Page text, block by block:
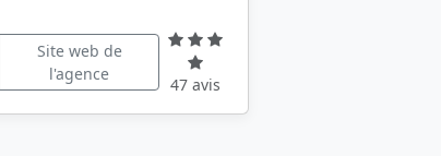
Site web de
l'agence
47 avis